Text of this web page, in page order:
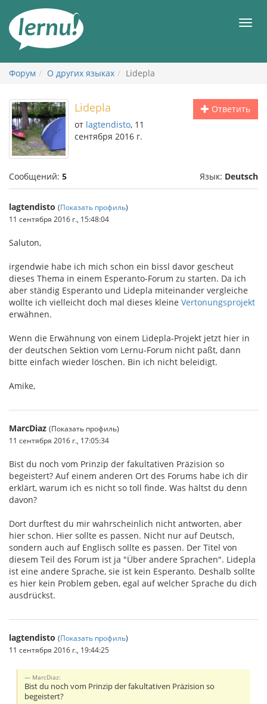
содержанию
Форум О других языках Lidepla
Ответить
Lidepla
от lagtendisto, 11
сентября 2016 г.
Сообщений: 5 Язык: Deutsch
lagtendisto (Показать профиль)
11 сентября 2016 г., 15:48:04
Saluton,
irgendwie habe ich mich schon ein bissl davor gescheut
dieses Thema in einem Esperanto-Forum zu starten. Da ich
aber ständig Esperanto und Lidepla miteinander vergleiche
wollte ich vielleicht doch mal dieses kleine Vertonungsprojekt
erwähnen.
Wenn die Erwähnung von einem Lidepla-Projekt jetzt hier in
der deutschen Sektion vom Lernu-Forum nicht paßt, dann
bitte einfach wieder löschen. Bin ich nicht beleidigt.
Amike,
MarcDiaz (Показать профиль)
11 сентября 2016 г., 17:05:34
Bist du noch vom Prinzip der fakultativen Präzision so
begeistert? Auf einem anderen Ort des Forums habe ich dir
erklärt, warum ich es nicht so toll finde. Was hältst du denn
davon?
Dort durftest du mir wahrscheinlich nicht antworten, aber
hier schon. Hier sollte es passen. Nicht nur auf Deutsch,
sondern auch auf Englisch sollte es passen. Der Titel von
diesem Teil des Forum ist ja "Über andere Sprachen". Lidepla
ist eine andere Sprache, sie ist kein Esperanto. Deshalb sollte
es hier kein Problem geben, egal auf welcher Sprache du dich
ausdrückst.
lagtendisto (Показать профиль)
11 сентября 2016 г., 19:44:25
MarcDiaz:
Bist du noch vom Prinzip der fakultativen Präzision so
begeistert?